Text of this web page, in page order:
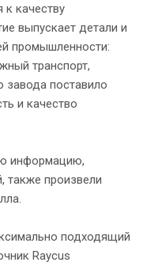
к качеству
выпускает детали и
промышленности:
транспорт,
завода поставило
и качество
информацию,
также произвели
подходящий
Raycus